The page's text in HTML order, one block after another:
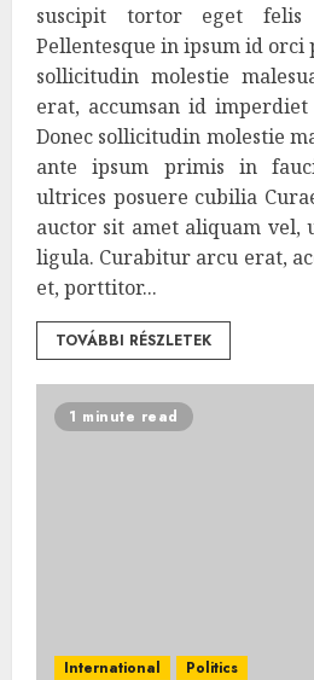
suscipit tortor eget felis
Pellentesque in ipsum id orci
sollicitudin molestie
erat, accumsan id
Donec sollicitudin molestie
ante ipsum primis in
ultrices posuere cubilia
auctor sit amet aliquam vel,
ligula. Curabitur arcu erat,
et, porttitor...
TOVÁBBI RÉSZLETEK
1 minute read
International Politics